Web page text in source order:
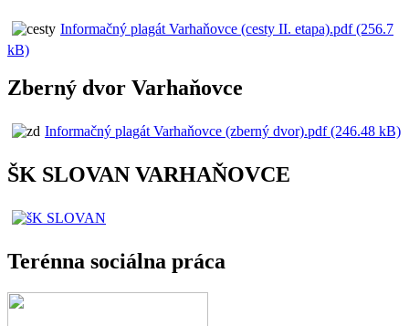
Informačný plagát Varhaňovce (cesty II. etapa).pdf (256.7
kB)
Zberný dvor Varhaňovce
Informačný plagát Varhaňovce (zberný dvor).pdf (246.48 kB)
ŠK SLOVAN VARHAŇOVCE
Terénna sociálna práca